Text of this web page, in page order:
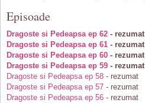
Episoade
Dragoste si Pedeapsa ep 62 - rezumat
Dragoste si Pedeapsa ep 61 - rezumat
Dragoste si Pedeapsa ep 60 - rezumat
Dragoste si Pedeapsa ep 59 - rezumat
Dragoste si Pedeapsa ep 58 - rezumat
Dragoste si Pedeapsa ep 57 - rezumat
Dragoste si Pedeapsa ep 56 - rezumat